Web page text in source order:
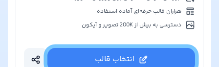
هزاران قالب حرفه‌ای آماده استفاده
دسترسی به بیش از 200K تصویر و آیکون
انتخاب قالب